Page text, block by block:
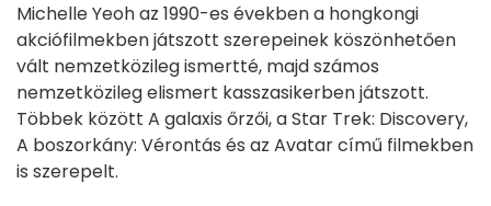
Michelle Yeoh az 1990-es években a hongkongi
akciófilmekben játszott szerepeinek köszönhetően
vált nemzetközileg ismertté, majd számos
nemzetközileg elismert kasszasikerben játszott.
Többek között A galaxis őrzői, a Star Trek: Discovery,
A boszorkány: Vérontás és az Avatar című filmekben
is szerepelt.